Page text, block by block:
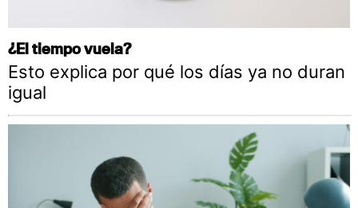
¿El tiempo vuela?
Esto explica por qué los días ya no duran
igual